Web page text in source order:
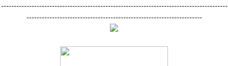
-----------------------------------------------------------------------------------------
---------------------------------------------------------------------